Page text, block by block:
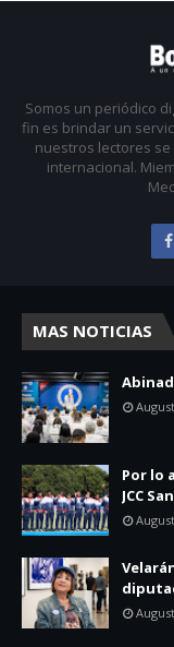
Somos un periódico
fin es brindar un
nuestros lectores
internacional.
MAS NOTICIAS
Por lo
JCC